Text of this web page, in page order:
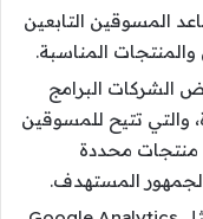
المسوقين التابعين
المناسبة.
الشركات البرامج
والتي تتيح للمسوقين
منتجات محددة
المستهدف.